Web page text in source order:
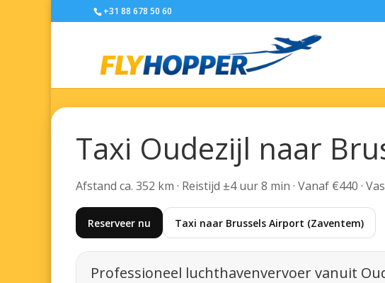
+31 88 678 50 60
Taxi Oudezijl naar
Afstand ca. 352 km · Reistijd ±4 uur 8 min · Vanaf €440 ·
Reserveer nu Taxi naar Brussels Airport (Zaventem)
Professioneel luchthavenvervoer vanuit